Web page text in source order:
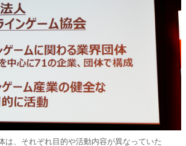
は、それぞれ目的や活動内容が異なっていた